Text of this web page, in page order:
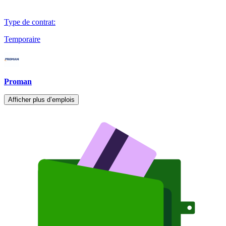
Type de contrat:
Temporaire
Proman
Afficher plus d’emplois